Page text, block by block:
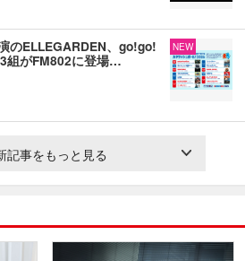
のELLEGARDEN、go!go!
組がFM802に登場…
NEW
記事をもっと見る